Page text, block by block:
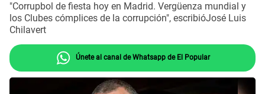
"Corrupbol de fiesta hoy en Madrid. Vergüenza mundial y
los Clubes cómplices de la corrupción", escribióJosé Luis
Chilavert
Únete al canal de Whatsapp de El Popular